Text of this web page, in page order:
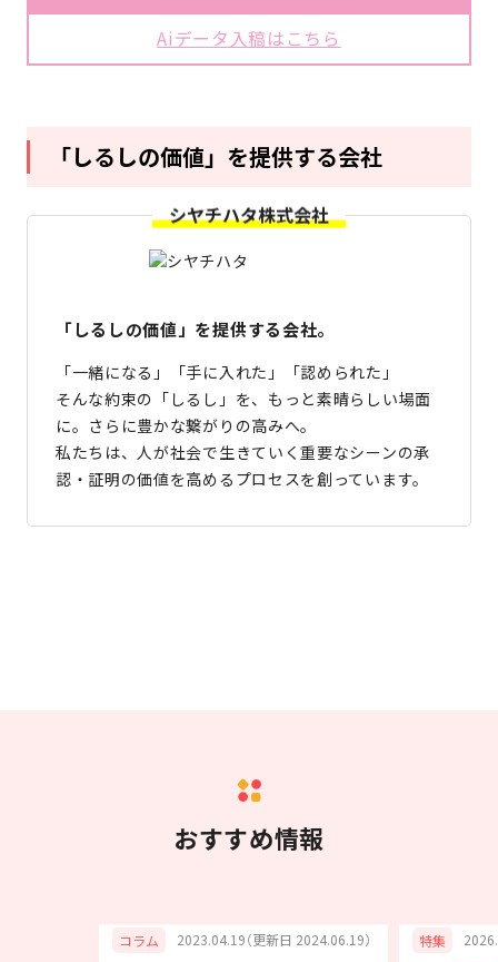
Aiデータ入稿はこちら
「しるしの価値」を提供する会社
シヤチハタ株式会社
「しるしの価値」を提供する会社。
「一緒になる」「手に入れた」「認められた」
そんな約束の「しるし」を、もっと素晴らしい場面
に。さらに豊かな繋がりの高みへ。
私たちは、人が社会で生きていく重要なシーンの承
認・証明の価値を高めるプロセスを創っています。
おすすめ情報
コラム 2023.04.19（更新日 2024.06.19） 特集